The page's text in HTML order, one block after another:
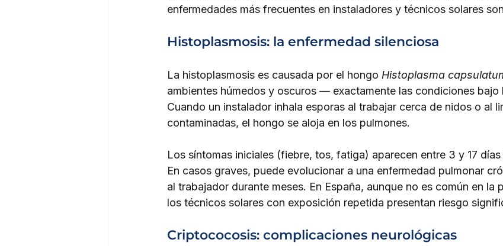
enfermedades más frecuentes en instaladores y técnicos solares
Histoplasmosis: la enfermedad silenciosa
La histoplasmosis es causada por el hongo Histoplasma
ambientes húmedos y oscuros — exactamente las condiciones bajo
Cuando un instalador inhala esporas al trabajar cerca de nidos o al
contaminadas, el hongo se aloja en los pulmones.
Los síntomas iniciales (fiebre, tos, fatiga) aparecen entre 3 y 17
En casos graves, puede evolucionar a una enfermedad pulmonar
al trabajador durante meses. En España, aunque no es común en la
los técnicos solares con exposición repetida presentan riesgo
Criptococosis: complicaciones neurológicas